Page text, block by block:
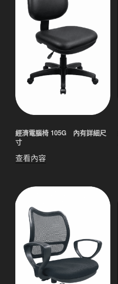
經濟電腦椅 105G 內有詳細尺
寸
查看內容